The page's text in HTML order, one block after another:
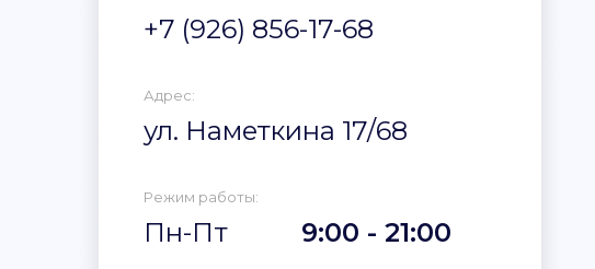
+7 (926) 856-17-68
Адрес:
ул. Наметкина 17/68
Режим работы:
Пн-Пт
9:00 - 21:00